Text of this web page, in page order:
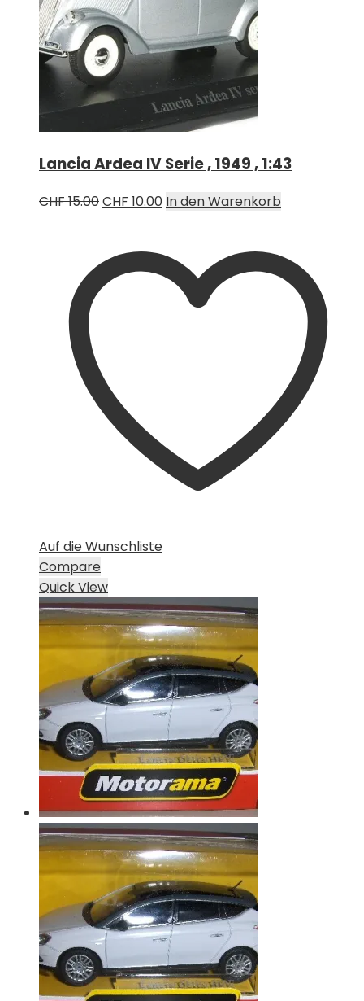
Lancia Ardea IV Serie , 1949 , 1:43
CHF15.00Ursprünglicher
CHF 15.00
CHF 10.00Aktueller
CHF 10.00.
In den Warenkorb
Auf die Wunschliste
Compare
Quick View